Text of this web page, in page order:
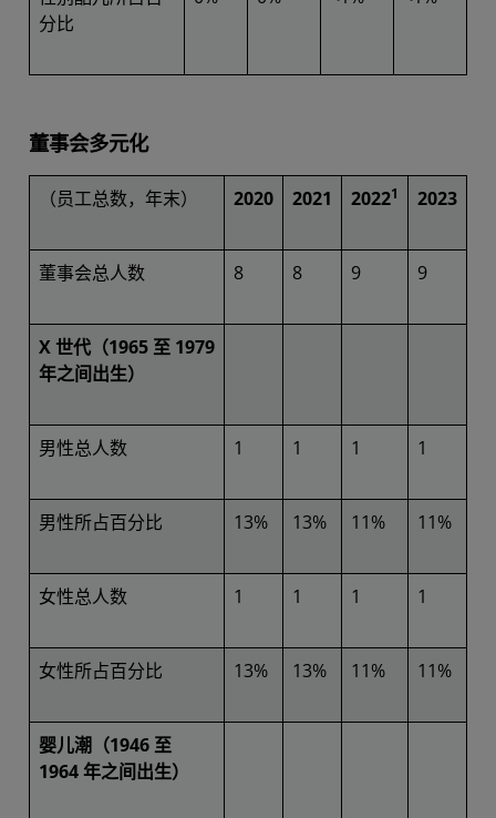
分比
董事会多元化
（员工总数，年末） 2020 2021 20221 2023
董事会总人数 8 8 9 9
X 世代（1965 至 1979
年之间出生）
男性总人数 1 1 1 1
男性所占百分比 13% 13% 11% 11%
女性总人数 1 1 1 1
女性所占百分比 13% 13% 11% 11%
婴儿潮（1946 至
1964 年之间出生）